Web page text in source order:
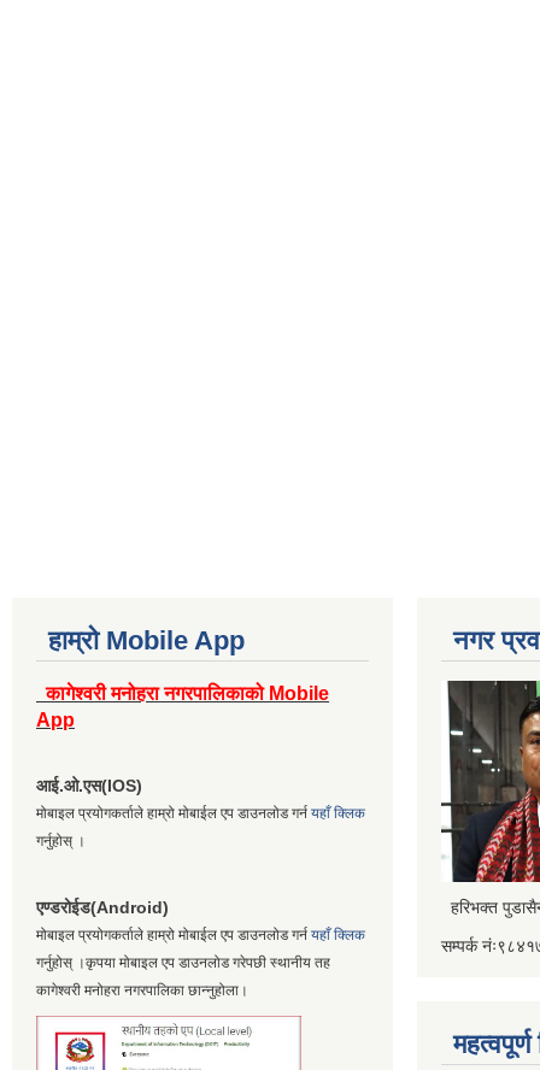
हाम्रो Mobile App
कागेश्वरी मनोहरा नगरपालिकाको Mobile
App
आई.ओ.एस(IOS)
मोबाइल प्रयोगकर्ताले हाम्रो मोबाईल एप डाउनलोड गर्न यहाँ क्लिक
गर्नुहोस् ।
एण्डरोईड(Android)
मोबाइल प्रयोगकर्ताले हाम्रो मोबाईल एप डाउनलोड गर्न यहाँ क्लिक
गर्नुहोस् ।कृपया मोबाइल एप डाउनलोड गरेपछी स्थानीय तह
कागेश्वरी मनोहरा नगरपालिका छान्नुहोला।
नगर
हरिभक्त
सम्पर्क